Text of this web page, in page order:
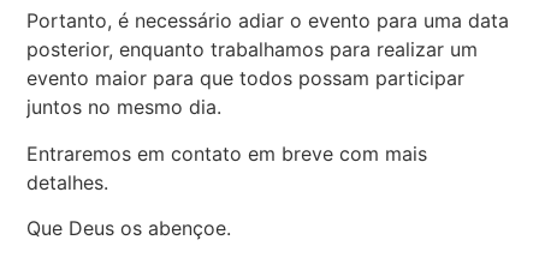
Portanto, é necessário adiar o evento para uma data
posterior, enquanto trabalhamos para realizar um
evento maior para que todos possam participar
juntos no mesmo dia.
Entraremos em contato em breve com mais
detalhes.
Que Deus os abençoe.